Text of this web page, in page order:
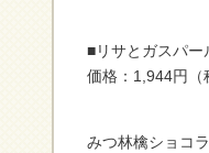
■リサとガスパー
価格：1,944円（
みつ林檎ショコ